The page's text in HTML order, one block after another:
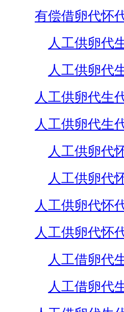
有偿借卵代怀
人工供卵代
人工供卵代
人工供卵代生
人工供卵代生
人工供卵代
人工供卵代
人工供卵代怀
人工供卵代怀
人工借卵代
人工借卵代